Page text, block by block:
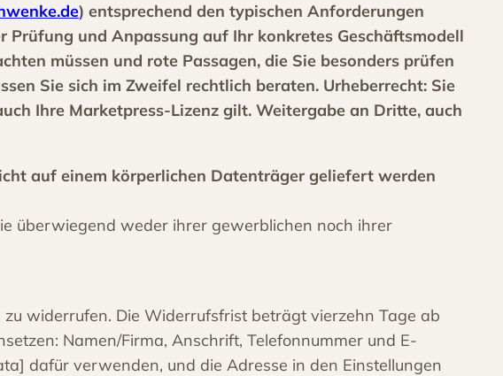
) entsprechend den typischen Anforderungen
und Anpassung auf Ihr konkretes Geschäftsmodell
müssen und rote Passagen, die Sie besonders prüfen
Sie sich im Zweifel rechtlich beraten. Urheberrecht: Sie
Ihre Marketpress-Lizenz gilt. Weitergabe an Dritte, auch
auf einem körperlichen Datenträger geliefert werden
überwiegend weder ihrer gewerblichen noch ihrer
widerrufen. Die Widerrufsfrist beträgt vierzehn Tage ab
Namen/Firma, Anschrift, Telefonnummer und E-
dafür verwenden, und die Adresse in den Einstellungen